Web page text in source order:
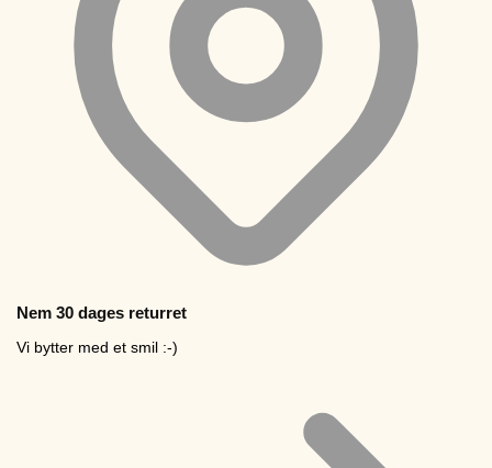
Nem 30 dages returret
Vi bytter med et smil :-)